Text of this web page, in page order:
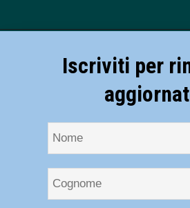
Iscriviti per